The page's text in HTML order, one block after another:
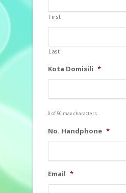
First
Last
Kota Domisili *
0 of 50 max characters
No. Handphone *
Email *